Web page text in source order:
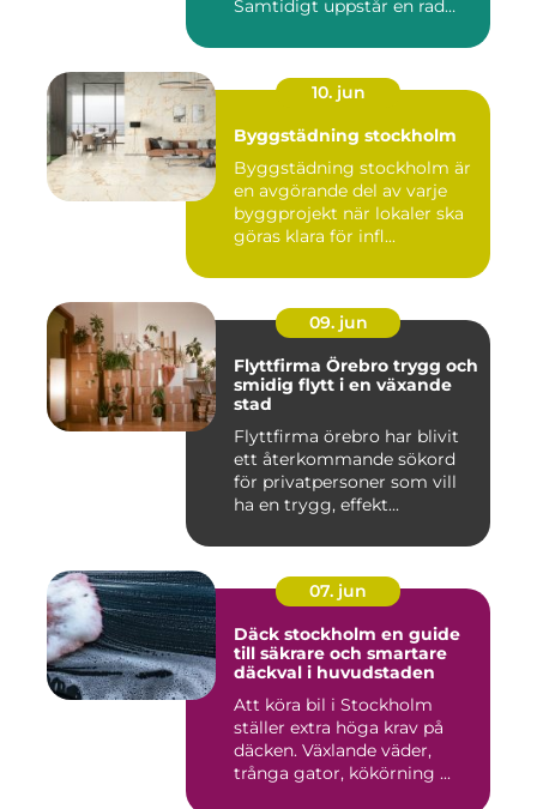
Samtidigt uppstår en rad
10. jun
Byggstädning stockholm
Byggstädning stockholm är
en avgörande del av varje
byggprojekt när lokaler ska
göras klara för infl...
09. jun
Flyttfirma Örebro trygg och
smidig flytt i en växande
stad
Flyttfirma örebro har blivit
ett återkommande sökord
för privatpersoner som vill
ha en trygg, effekt...
07. jun
Däck stockholm en guide
till säkrare och smartare
däckval i huvudstaden
Att köra bil i Stockholm
ställer extra höga krav på
däcken. Växlande väder,
trånga gator, kökörning ...